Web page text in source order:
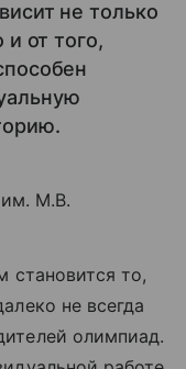
не только
и от того,
им. М.В.
становится то,
не всегда
олимпиад.